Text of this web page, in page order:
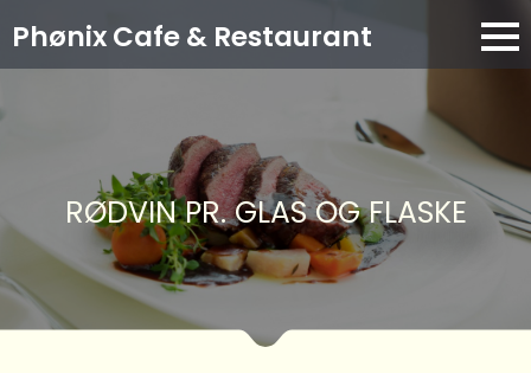
Phønix Cafe& Restaurant
RØDVIN PR. GLAS OG FLASKE